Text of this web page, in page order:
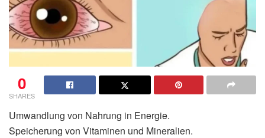
0
SHARES
Umwandlung von Nahrung in Energie.
Speicherung von Vitaminen und Mineralien.